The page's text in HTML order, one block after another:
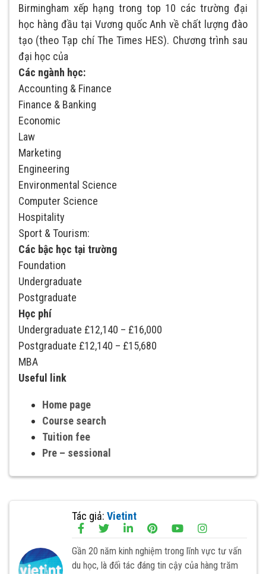
Birmingham xếp hạng trong top 10 các trường đại
học hàng đầu tại Vương quốc Anh về chất lượng đào
tạo (theo Tạp chí The Times HES). Chương trình sau
đại học của
Các ngành học:
Accounting & Finance
Finance & Banking
Economic
Law
Marketing
Engineering
Environmental Science
Computer Science
Hospitality
Sport & Tourism:
Các bậc học tại trường
Foundation
Undergraduate
Postgraduate
Học phí
Undergraduate £12,140 – £16,000
Postgraduate £12,140 – £15,680
MBA
Useful link
Home page
Course search
Tuition fee
Pre – sessional
Tác giả: Vietint
Gần 20 năm kinh nghiệm trong lĩnh vực tư vấn
du học, là đối tác đáng tin cậy của hàng trăm